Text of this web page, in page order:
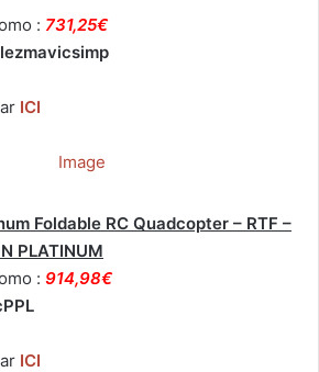
: 731,25€
ICI
Foldable RC Quadcopter – RTF –
PLATINUM
: 914,98€
ICI